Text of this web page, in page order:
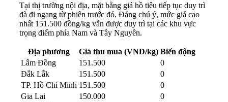
Tại thị trường nội địa, mặt bằng giá hồ tiêu tiếp tục duy trì
đà đi ngang từ phiên trước đó. Đáng chú ý, mức giá cao
nhất 151.500 đồng/kg vẫn được duy trì tại các khu vực
trọng điểm phía Nam và Tây Nguyên.
Địa phương Giá thu mua (VND/kg) Biến động
Lâm Đồng
151.500
0
Đắk Lắk
151.500
0
TP. Hồ Chí Minh 151.500
0
Gia Lai
150.000
0